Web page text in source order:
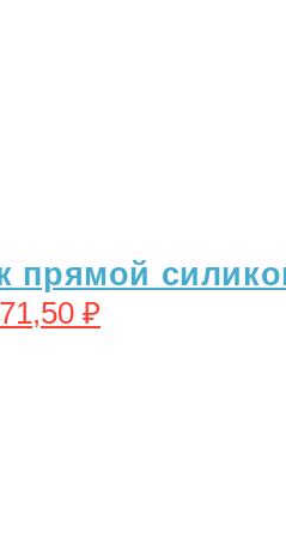
прямой
₽